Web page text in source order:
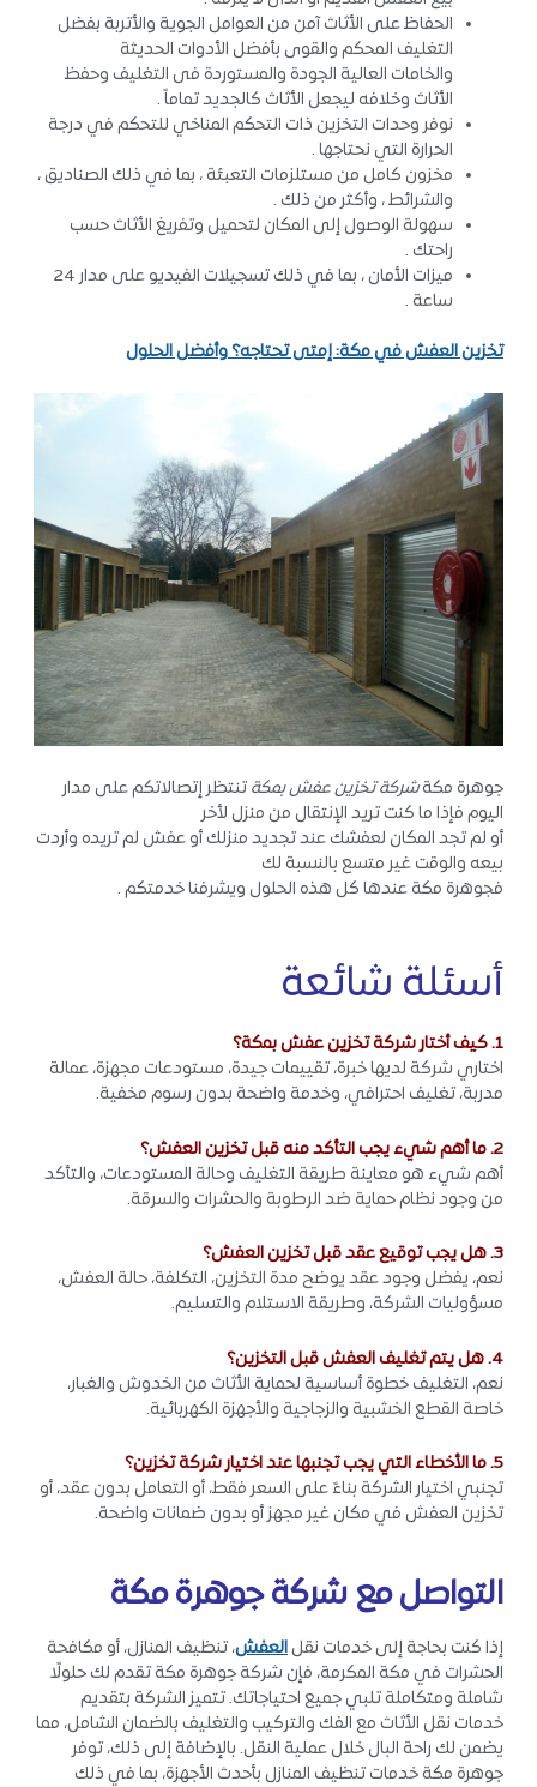
الحفاظ على الأثاث آمن من العوامل الجوية والأتربة بفضل
التغليف المحكم والقوى بأفضل الأدوات الحديثة
والخامات العالية الجودة والمستوردة فى التغليف وحفظ
الأثاث وخلافه ليجعل الأثاث كالجديد تماماً .
نوفر وحدات التخزين ذات التحكم المناخي للتحكم في درجة
الحرارة التي نحتاجها .
مخزون كامل من مستلزمات التعبئة ، بما في ذلك الصناديق ،
والشرائط ، وأكثر من ذلك .
سهولة الوصول إلى المكان لتحميل وتفريغ الأثاث حسب
راحتك .
ميزات الأمان ، بما في ذلك تسجيلات الفيديو على مدار 24
ساعة .
تخزين العفش في مكة: إمتى تحتاجه؟ وأفضل الحلول
جوهرة مكةشركة تخزين عفش بمكة تنتظر إتصالاتكم على مدار
اليوم فإذا ما كنت تريد الإنتقال من منزل لأخر
أو لم تجد المكان لعفشك عند تجديد منزلك أو عفش لم تريده وأردت
بيعه والوقت غير متسع بالنسبة لك
فجوهرة مكة عندها كل هذه الحلول ويشرفنا خدمتكم .
أسئلة شائعة
1. كيف أختار شركة تخزين عفش بمكة؟
اختاري شركة لديها خبرة، تقييمات جيدة، مستودعات مجهزة، عمالة
مدربة، تغليف احترافي، وخدمة واضحة بدون رسوم مخفية.
2. ما أهم شيء يجب التأكد منه قبل تخزين العفش؟
أهم شيء هو معاينة طريقة التغليف وحالة المستودعات، والتأكد
من وجود نظام حماية ضد الرطوبة والحشرات والسرقة.
3. هل يجب توقيع عقد قبل تخزين العفش؟
نعم، يفضل وجود عقد يوضح مدة التخزين، التكلفة، حالة العفش،
مسؤوليات الشركة، وطريقة الاستلام والتسليم.
4. هل يتم تغليف العفش قبل التخزين؟
نعم، التغليف خطوة أساسية لحماية الأثاث من الخدوش والغبار،
خاصة القطع الخشبية والزجاجية والأجهزة الكهربائية.
5. ما الأخطاء التي يجب تجنبها عند اختيار شركة تخزين؟
تجنبي اختيار الشركة بناءً على السعر فقط، أو التعامل بدون عقد، أو
تخزين العفش في مكان غير مجهز أو بدون ضمانات واضحة.
التواصل مع شركة جوهرة مكة
إذا كنت بحاجة إلى خدمات نقل العفش، تنظيف المنازل، أو مكافحة
الحشرات في مكة المكرمة، فإن شركة جوهرة مكة تقدم لك حلولًا
شاملة ومتكاملة تلبي جميع احتياجاتك. تتميز الشركة بتقديم
خدمات نقل الأثاث مع الفك والتركيب والتغليف بالضمان الشامل، مما
يضمن لك راحة البال خلال عملية النقل. بالإضافة إلى ذلك، توفر
جوهرة مكة خدمات تنظيف المنازل بأحدث الأجهزة، بما في ذلك